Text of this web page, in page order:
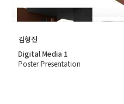
김형진
Digital Media 1
Poster Presentation